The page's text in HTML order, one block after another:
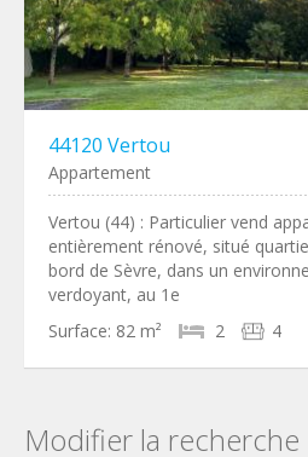
44120 Vertou
Appartement
Vertou (44) : Particulier vend
entièrement rénové, situé
bord de Sèvre, dans un
verdoyant, au 1e
Surface: 82 m² 2 4
Modifier la recherche